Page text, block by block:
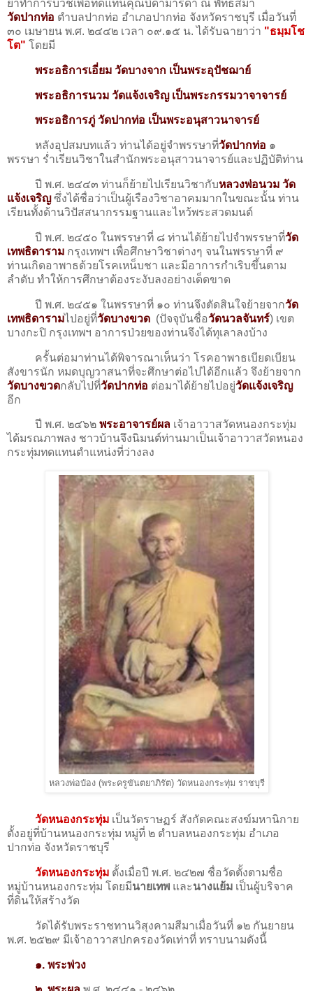
ย่าทำการบวชเพื่อทดแทนคุณบิดามารดา ณ พัทธสีมา
วัดปากท่อ ตำบลปากท่อ อำเภอปากท่อ จังหวัดราชบุรี เมื่อวันที่
๓๐ เมษายน พ.ศ. ๒๔๔๒ เวลา ๐๙.๑๕ น. ได้รับฉายาว่า "ธมฺมโช
โต" โดยมี
พระอธิการเอี่ยม วัดบางจาก เป็นพระอุปัชฌาย์
พระอธิการนวม วัดแจ้งเจริญ เป็นพระกรรมวาจาจารย์
พระอธิการภู่ วัดปากท่อ เป็นพระอนุสาวนาจารย์
หลังอุปสมบทแล้ว ท่านได้อยู่จำพรรษาที่วัดปากท่อ ๑
พรรษา ร่ำเรียนวิชาในสำนักพระอนุสาวนาจารย์และปฏิบัติท่าน
ปี พ.ศ. ๒๔๔๓ ท่านก็ย้ายไปเรียนวิชากับหลวงพ่อนวม วัด
แจ้งเจริญซึ่งได้ชื่อว่าเป็นผู้เรืองวิชาอาคมมากในขณะนั้น ท่าน
เรียนทั้งด้านวิปัสสนากรรมฐานและไหว้พระสวดมนต์
ปี พ.ศ. ๒๔๕๐ ในพรรษาที่ ๘ ท่านได้ย้ายไปจำพรรษาที่วัด
เทพธิดาราม กรุงเทพฯ เพื่อศึกษาวิชาต่างๆ จนในพรรษาที่ ๙
ท่านเกิดอาพาธด้วยโรคเหน็บชา และมีอาการกำเริบขึ้นตาม
ลำดับ ทำให้การศึกษาต้องระงับลงอย่างเด็ดขาด
ปี พ.ศ. ๒๔๕๑ ในพรรษาที่ ๑๐ ท่านจึงตัดสินใจย้ายจากวัด
เทพธิดารามไปอยู่ที่วัดบางขวด (ปัจจุบันชื่อวัดนวลจันทร์) เขต
บางกะปิ กรุงเทพฯ อาการป่วยของท่านจึงได้ทุเลาลงบ้าง
ครั้นต่อมาท่านได้พิจารณาเห็นว่า โรคอาพาธเบียดเบียน
สังขารนัก หมดบุญวาสนาที่จะศึกษาต่อไปได้อีกแล้ว จึงย้ายจาก
วัดบางขวดกลับไปที่วัดปากท่อ ต่อมาได้ย้ายไปอยู่วัดแจ้งเจริญ
อีก
ปี พ.ศ. ๒๔๖๒ พระอาจารย์ผล เจ้าอาวาสวัดหนองกระทุ่ม
ได้มรณภาพลง ชาวบ้านจึงนิมนต์ท่านมาเป็นเจ้าอาวาสวัดหนอง
กระทุ่มทดแทนตำแหน่งที่ว่างลง
หลวงพ่อป๋อง (พระครูขันตยาภิรัต) วัดหนองกระทุ่ม ราชบุรี
วัดหนองกระทุ่ม เป็นวัดราษฏร์ สังกัดคณะสงฆ์มหานิกาย
ตั้งอยู่ที่บ้านหนองกระทุ่ม หมู่ที่ ๒ ตําบลหนองกระทุ่ม อําเภอ
ปากท่อ จังหวัดราชบุรี
วัดหนองกระทุ่ม ตั้งเมื่อปี พ.ศ. ๒๔๒๗ ชื่อวัดตั้งตามชื่อ
หมู่บ้านหนองกระทุ่ม โดยมีนายเทพ และนางแย้ม เป็นผู้บริจาค
ที่ดินให้สร้างวัด
วัดได้รับพระราชทานวิสุงคามสีมาเมื่อวันที่ ๑๒ กันยายน
พ.ศ. ๒๕๒๙ มีเจ้าอาวาสปกครองวัดเท่าที่ ทราบนามดังนี้
๑. พระพ่วง